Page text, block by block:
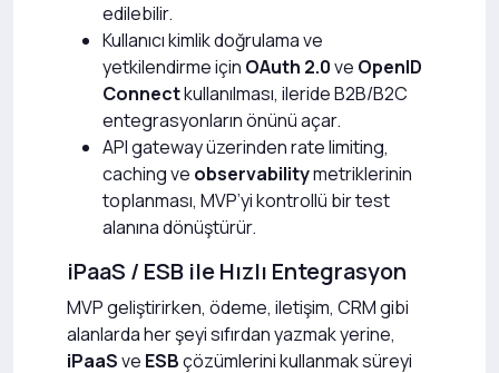
edilebilir.
Kullanıcı kimlik doğrulama ve
yetkilendirme için OAuth 2.0ve OpenID
Connectkullanılması, ileride B2B/B2C
entegrasyonların önünü açar.
API gateway üzerinden rate limiting,
caching ve observabilitymetriklerinin
toplanması, MVP’yi kontrollü bir test
alanına dönüştürür.
iPaaS / ESB ile Hızlı Entegrasyon
MVP geliştirirken, ödeme, iletişim, CRM gibi
alanlarda her şeyi sıfırdan yazmak yerine,
iPaaSve ESBçözümlerini kullanmak süreyi